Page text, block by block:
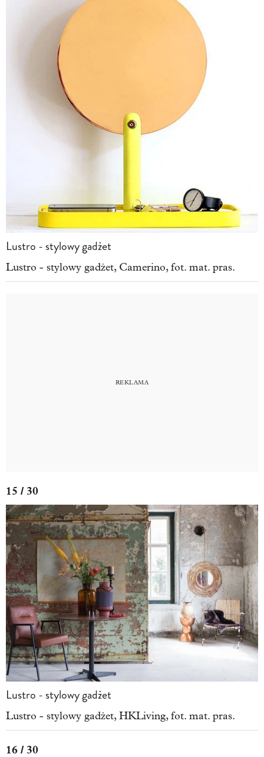
Lustro - stylowy gadżet
Lustro - stylowy gadżet, Camerino, fot. mat. pras.
15 / 30
Lustro - stylowy gadżet
Lustro - stylowy gadżet, HKLiving, fot. mat. pras.
16 / 30